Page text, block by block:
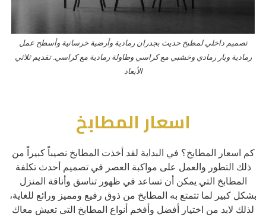
تصميم داخلي لمطبخ حديث بجدران رمادية وأرضية خرسانية وأسطح عمل
رمادية وبار رمادي وخشبي مع كراسي وطاولة رمادية مع كراسي. تقديم ثلاثي
الأبعاد
اسعار المطابخ
كم اسعار المطابخ؟ في البداية لقد أخذت المطابخ نصيباً كبيراً من
ذلك التطور والعمل على مواكبة العصر في تصميم أحدث تكلفة
المطابخ التي يمكن أن تساعد في ظهور تناسق وأناقة المنزل
بشكل كبير لما تتمتع به المطابخ من ذوق رفيع ومميز ورائع للغاية،
لذلك لابد من اختيار أفضل وأفخم أنواع المطابخ التى تعيش معاك